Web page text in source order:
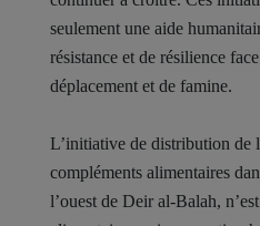
seulement une aide
résistance et de résilience
déplacement et de famine.
L’initiative de distribution de
compléments alimentaires
l’ouest de Deir al-Balah,